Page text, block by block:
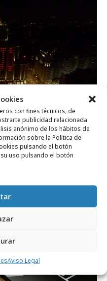
con fines técnicos, de
publicidad relacionada
anónimo de los hábitos de
sobre la Política de
pulsando el botón
uso pulsando el botón
Aviso Legal
Riu anuncian la